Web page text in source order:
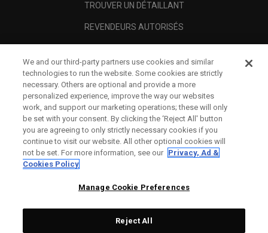
TROUVER UN DÉTAILLANT
REVENDEURS AUTORISÉS
A PROPOS
MENTIONS LÉGALES
We and our third-party partners use cookies and similar
technologies to run the website. Some cookies are strictly
necessary. Others are optional and provide a more
personalized experience, improve the way our websites
work, and support our marketing operations; these will only
be set with your consent. By clicking the ‘Reject All' button
you are agreeing to only strictly necessary cookies if you
continue to visit our website. All other optional cookies will
not be set. For more information, see our Privacy, Ad &
Cookies Policy
Manage Cookie Preferences
Reject All